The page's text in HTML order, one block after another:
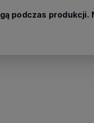
podczas produkcji.